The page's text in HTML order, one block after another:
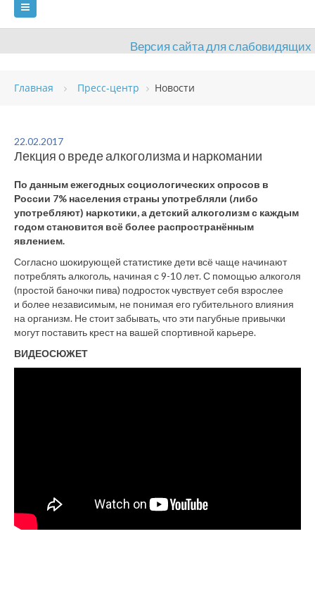
Версия сайта для слабовидящих
ГЛАВНАЯ
ВИДЫ СПОРТА
ОЦЕНКА КАЧЕСТВА ОБРАЗОВАНИЯ ВАКАНСИИ
ПЛАТНЫЕ УСЛУГИ КОНТАКТЫ
Главная Пресс-центр Новости
22.02.2017
Лекция о вреде алкоголизма и наркомании
По данным ежегодных социологических опросов в
России 7% населения страны употребляли (либо
употребляют) наркотики, а детский алкоголизм с каждым
годом становится всё более распространённым
явлением.
Согласно шокирующей статистике дети всё чаще начинают
потреблять алкоголь, начиная с 9-10 лет. С помощью алкоголя
(простой баночки пива) подросток чувствует себя взрослее
и более независимым, не понимая его губительного влияния
на организм. Не стоит забывать, что эти пагубные привычки
могут поставить крест на вашей спортивной карьере.
ВИДЕОСЮЖЕТ